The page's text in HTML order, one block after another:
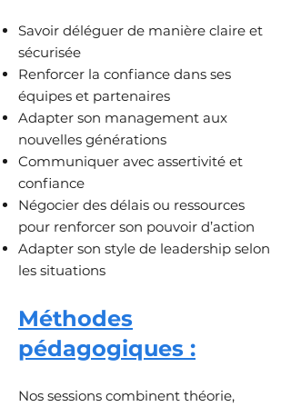
Savoir déléguer de manière claire et
sécurisée
Renforcer la confiance dans ses
équipes et partenaires
Adapter son management aux
nouvelles générations
Communiquer avec assertivité et
confiance
Négocier des délais ou ressources
pour renforcer son pouvoir d’action
Adapter son style de leadership selon
les situations
Méthodes
pédagogiques :
Nos sessions combinent théorie,